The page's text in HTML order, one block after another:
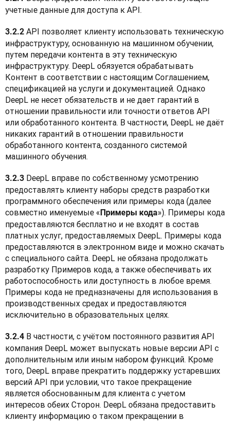
учетные данные для доступа к API.
3.2.2 API позволяет клиенту использовать техническую
инфраструктуру, основанную на машинном обучении,
путем передачи контента в эту техническую
инфраструктуру. DeepL обязуется обрабатывать
Контент в соответствии с настоящим Соглашением,
спецификацией на услуги и документацией. Однако
DeepL не несет обязательств и не дает гарантий в
отношении правильности или точности ответов API
или обработанного контента. В частности, DeepL не даёт
никаких гарантий в отношении правильности
обработанного контента, созданного системой
машинного обучения.
3.2.3 DeepL вправе по собственному усмотрению
предоставлять клиенту наборы средств разработки
программного обеспечения или примеры кода (далее
совместно именуемые «Примеры кода»). Примеры кода
предоставляются бесплатно и не входят в состав
платных услуг, предоставляемых DeepL. Примеры кода
предоставляются в электронном виде и можно скачать
с специального сайта. DeepL не обязана продолжать
разработку Примеров кода, а также обеспечивать их
работоспособность или доступность в любое время.
Примеры кода не предназначены для использования в
производственных средах и предоставляются
исключительно в образовательных целях.
3.2.4 В частности, с учётом постоянного развития API
компания DeepL может выпускать новые версии API с
дополнительным или иным набором функций. Кроме
того, DeepL вправе прекратить поддержку устаревших
версий API при условии, что такое прекращение
является обоснованным для клиента с учетом
интересов обеих Сторон. DeepL обязана предоставить
клиенту информацию о таком прекращении в